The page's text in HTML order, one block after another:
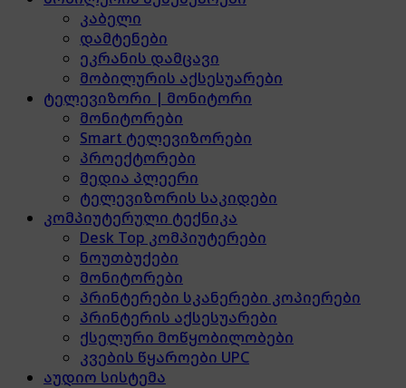
კაბელი
დამტენები
ეკრანის დამცავი
მობილურის აქსესუარები
ტელევიზორი | მონიტორი
მონიტორები
Smart ტელევიზორები
პროექტორები
მედია პლეერი
ტელევიზორის საკიდები
კომპიუტერული ტექნიკა
Desk Top კომპიუტერები
ნოუთბუქები
მონიტორები
პრინტერები სკანერები კოპიერები
პრინტერის აქსესუარები
ქსელური მოწყობილობები
კვების წყაროები UPC
აუდიო სისტემა